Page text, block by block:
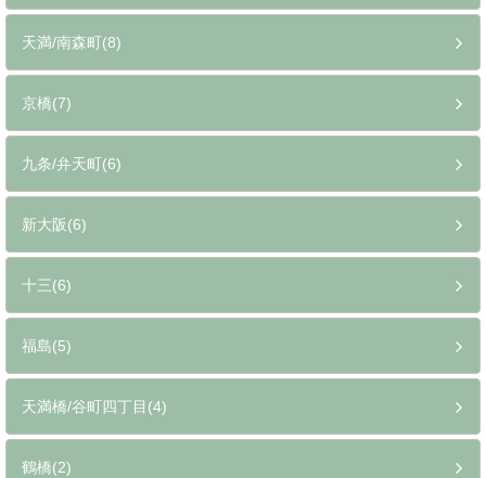
天満/南森町(8)
京橋(7)
九条/弁天町(6)
新大阪(6)
十三(6)
福島(5)
天満橋/谷町四丁目(4)
鶴橋(2)